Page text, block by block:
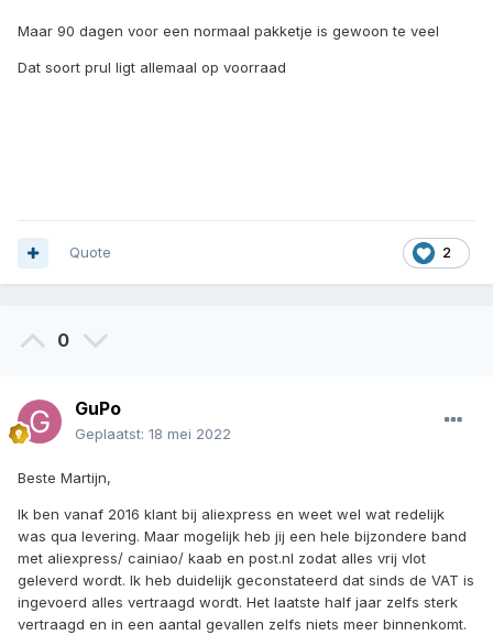
Maar 90 dagen voor een normaal pakketje is gewoon te veel
Dat soort prul ligt allemaal op voorraad
2
Quote
0
GuPo
Geplaatst: 18 mei 2022
Beste Martijn,
Ik ben vanaf 2016 klant bij aliexpress en weet wel wat redelijk
was qua levering. Maar mogelijk heb jij een hele bijzondere band
met aliexpress/ cainiao/ kaab en post.nl zodat alles vrij vlot
geleverd wordt. Ik heb duidelijk geconstateerd dat sinds de VAT is
ingevoerd alles vertraagd wordt. Het laatste half jaar zelfs sterk
vertraagd en in een aantal gevallen zelfs niets meer binnenkomt.